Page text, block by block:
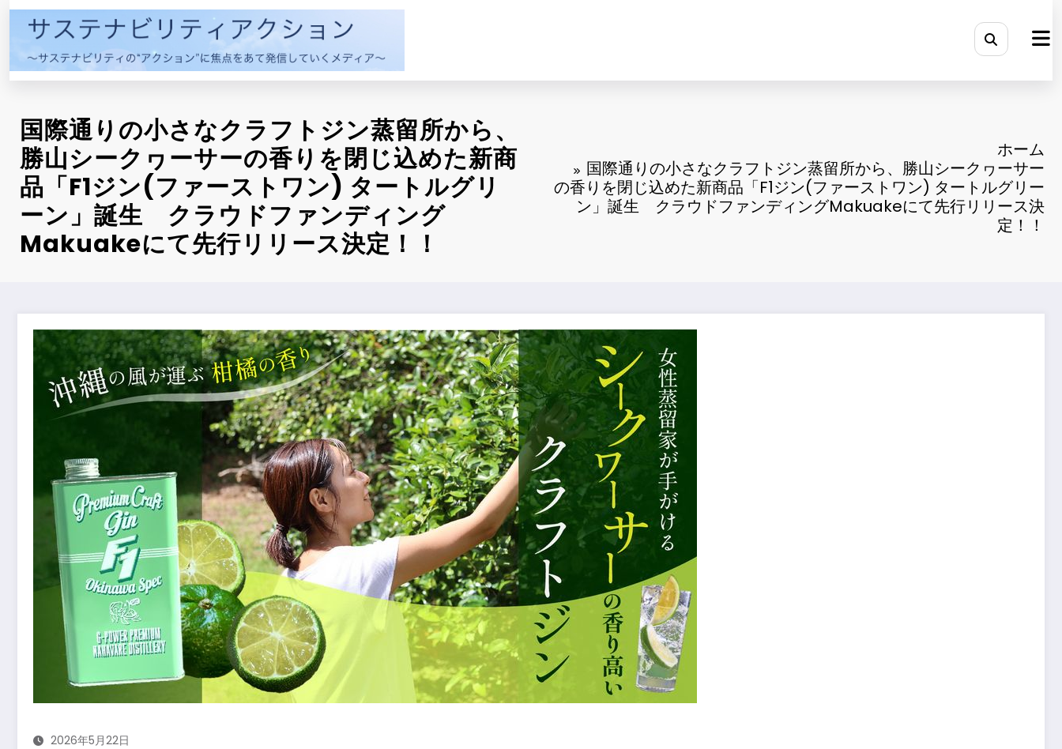
コ
ン
国際通りの小さなクラフトジン蒸留所から、
勝山シークヮーサーの香りを閉じ込めた新商
品「F1ジン(ファーストワン) タートルグリ
ーン」誕生 クラウドファンディング
Makuakeにて先行リリース決定！！
ホーム
国際通りの小さなクラフトジン蒸留所から、勝山シークヮーサー
の香りを閉じ込めた新商品「F1ジン(ファーストワン) タートルグリー
ン」誕生 クラウドファンディングMakuakeにて先行リリース決
定！！
2026年5月22日